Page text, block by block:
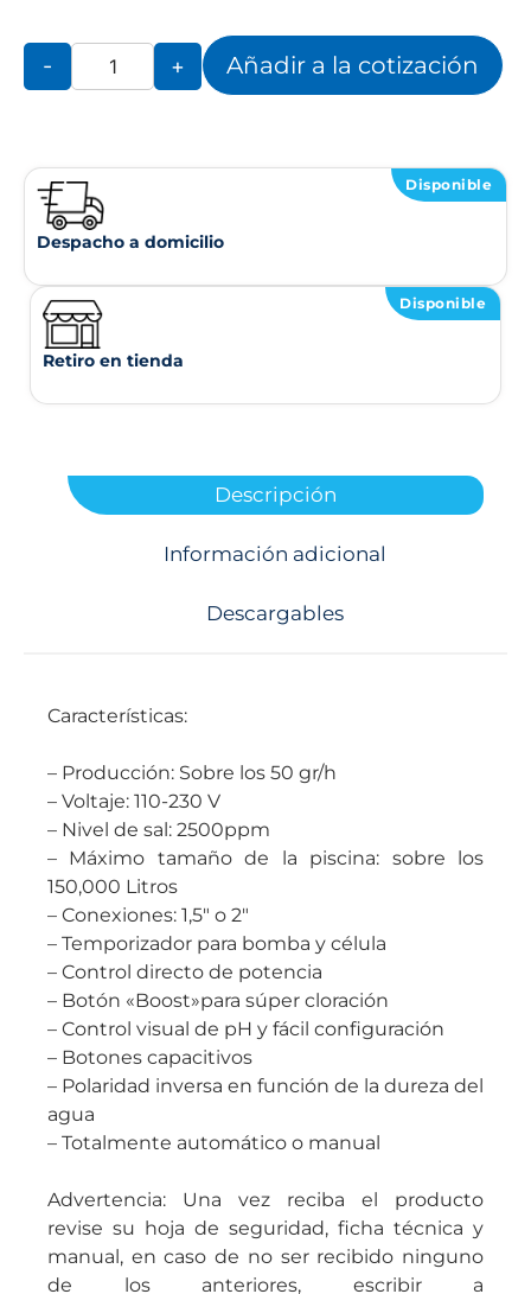
- + Añadir a la cotización
Disponible
Despacho a domicilio
Disponible
Retiro en tienda
Descripción
Información adicional
Descargables
Características:
– Producción: Sobre los 50 gr/h
– Voltaje: 110-230 V
– Nivel de sal: 2500ppm
– Máximo tamaño de la piscina: sobre los
150,000 Litros
– Conexiones: 1,5″ o 2″
– Temporizador para bomba y célula
– Control directo de potencia
– Botón «Boost»para súper cloración
– Control visual de pH y fácil configuración
– Botones capacitivos
– Polaridad inversa en función de la dureza del
agua
– Totalmente automático o manual
Advertencia: Una vez reciba el producto
revise su hoja de seguridad, ficha técnica y
manual, en caso de no ser recibido ninguno
de los anteriores, escribir a